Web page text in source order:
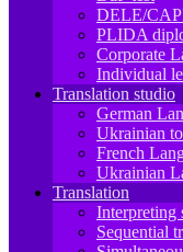
DELE/
PLIDA
Corporate
Individual
Translation studio
German
Ukrainian
French
Ukrainian
Translation
Interpreting
Sequential